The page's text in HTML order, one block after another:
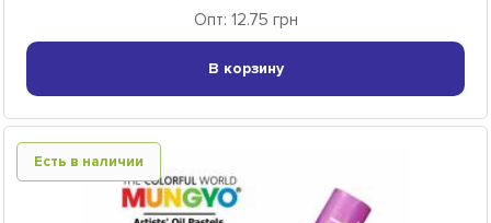
Опт: 12.75 грн
В корзину
Есть в наличии